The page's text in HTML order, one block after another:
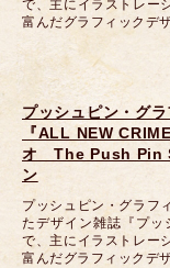
で、主にイラストレー
富んだグラフィックデ
プッシュピン・グ
『ALL NEW
オ The Push Pin
ン
プッシュピン・グラフ
たデザイン雑誌『プ
で、主にイラストレー
富んだグラフィックデ